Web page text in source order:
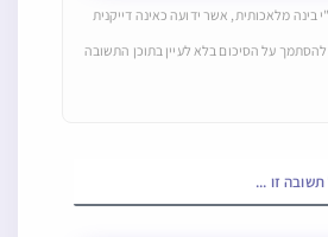
בינה מלאכותית, אשר ידועה כאינה דייקנית
על הסיכום בלא לעיין בתוכן התשובה